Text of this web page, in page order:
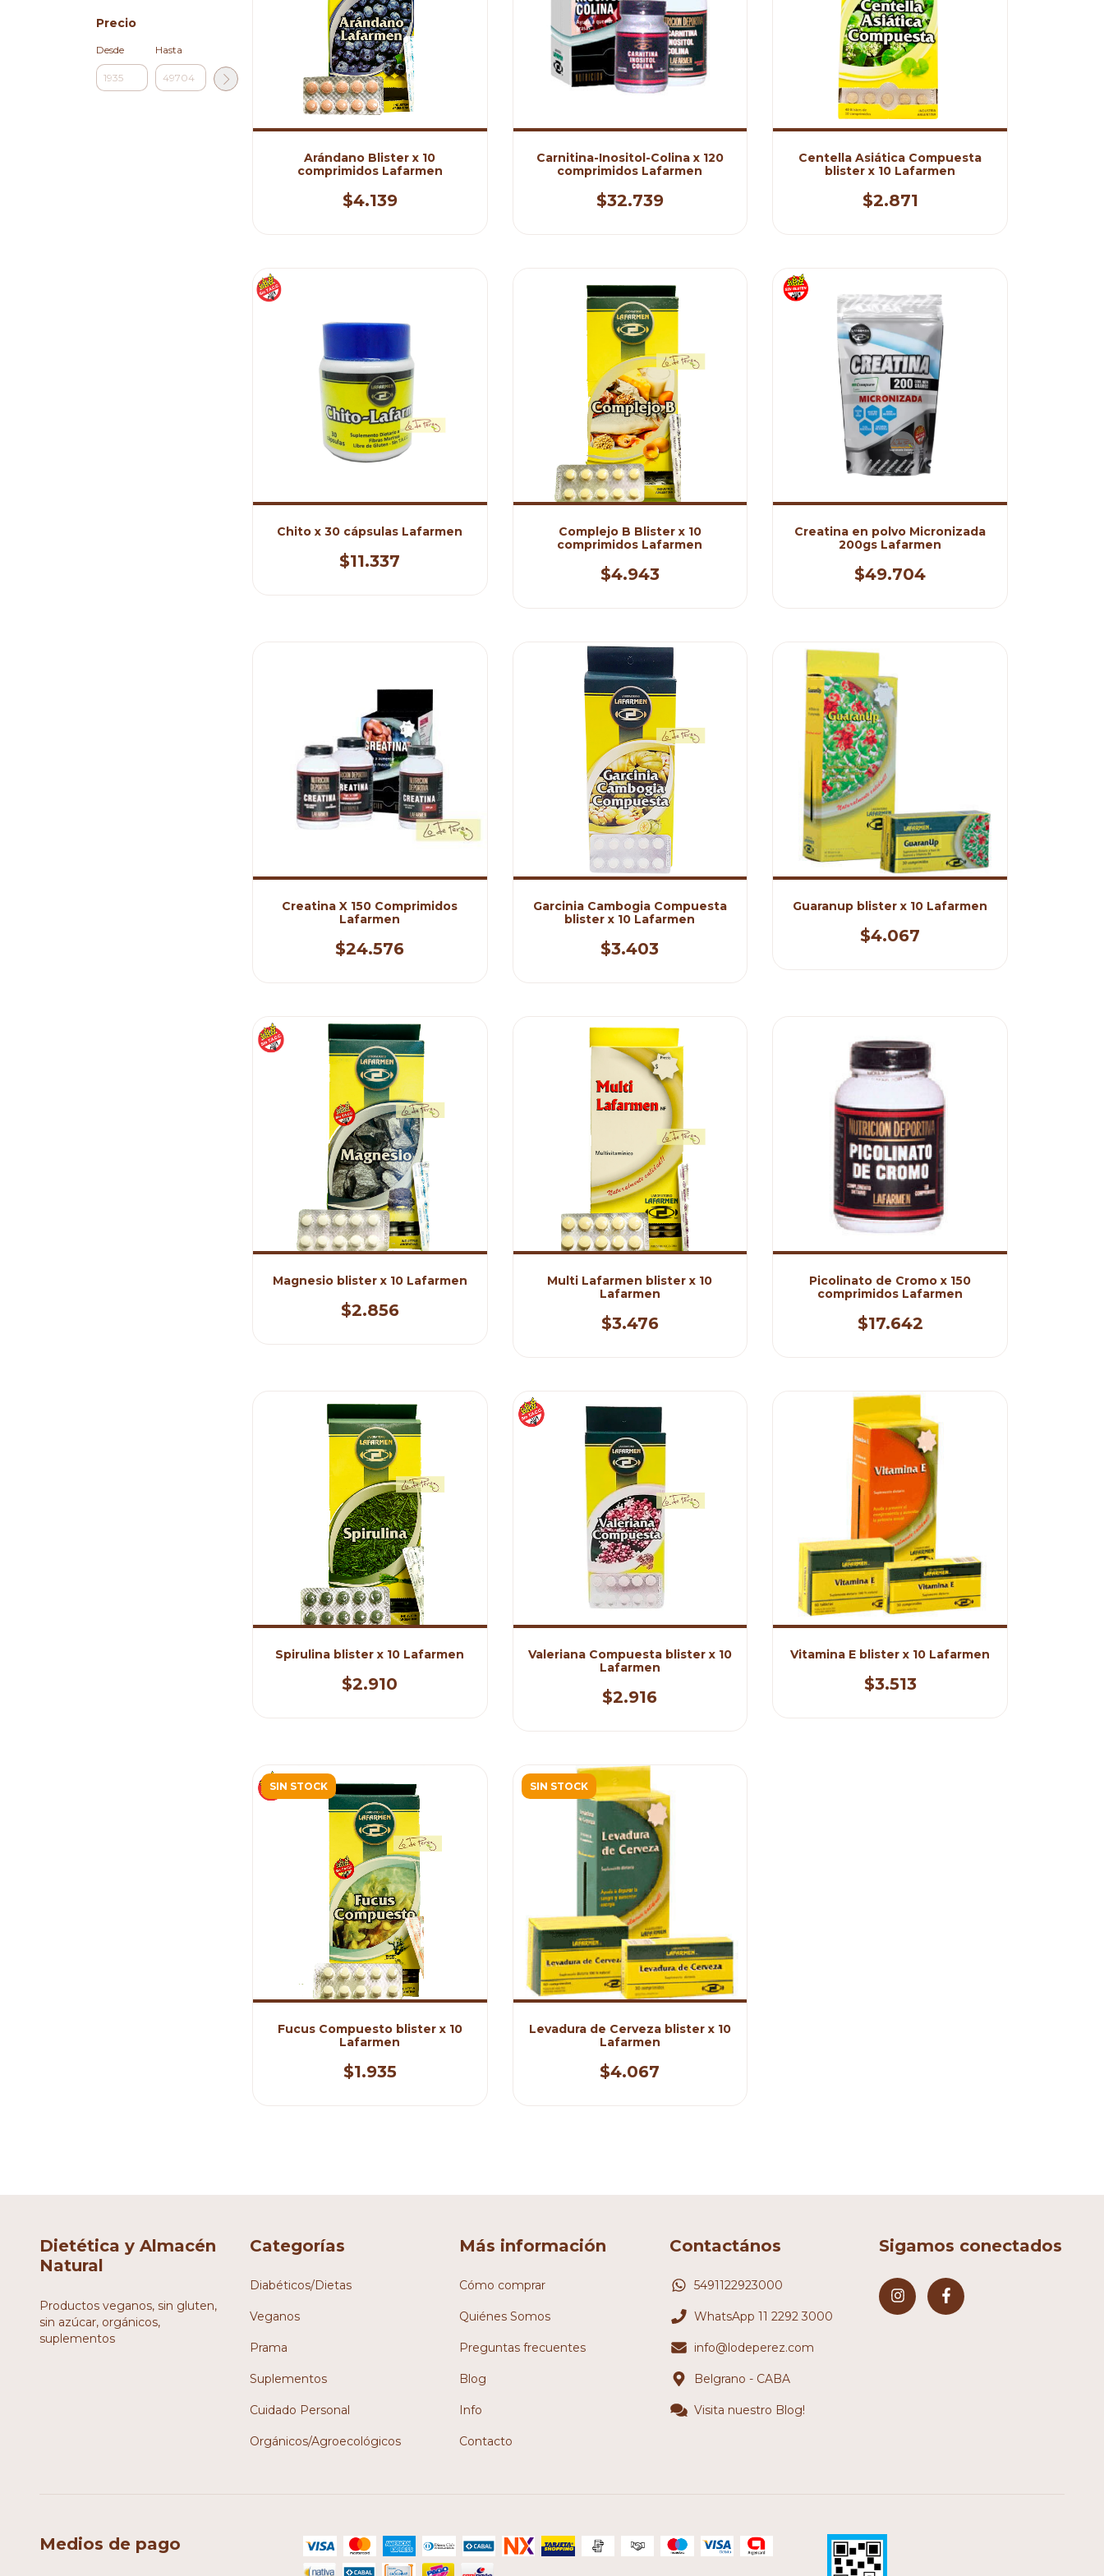
Precio
Desde Hasta
Arándano Blister x 10
comprimidos Lafarmen
$4.139
Carnitina-Inositol-Colina x 120
comprimidos Lafarmen
$32.739
Centella Asiática Compuesta
blister x 10 Lafarmen
$2.871
Chito x 30 cápsulas Lafarmen
$11.337
Complejo B Blister x 10
comprimidos Lafarmen
$4.943
Creatina en polvo Micronizada
200gs Lafarmen
$49.704
Creatina X 150 Comprimidos
Lafarmen
$24.576
Garcinia Cambogia Compuesta
blister x 10 Lafarmen
$3.403
Guaranup blister x 10 Lafarmen
$4.067
Magnesio blister x 10 Lafarmen
$2.856
Multi Lafarmen blister x 10
Lafarmen
$3.476
Picolinato de Cromo x 150
comprimidos Lafarmen
$17.642
Spirulina blister x 10 Lafarmen
$2.910
Valeriana Compuesta blister x 10
Lafarmen
$2.916
Vitamina E blister x 10 Lafarmen
$3.513
SIN STOCK
Fucus Compuesto blister x 10
Lafarmen
$1.935
SIN STOCK
Levadura de Cerveza blister x 10
Lafarmen
$4.067
Dietética y Almacén
Natural
Productos veganos, sin gluten,
sin azúcar, orgánicos,
suplementos
Categorías
Diabéticos/Dietas
Veganos
Prama
Suplementos
Cuidado Personal
Orgánicos/Agroecológicos
Más información
Cómo comprar
Quiénes Somos
Preguntas frecuentes
Blog
Info
Contacto
Contactános
5491122923000
WhatsApp 11 2292 3000
info@lodeperez.com
Belgrano - CABA
Visita nuestro Blog!
Sigamos conectados
Medios de pago